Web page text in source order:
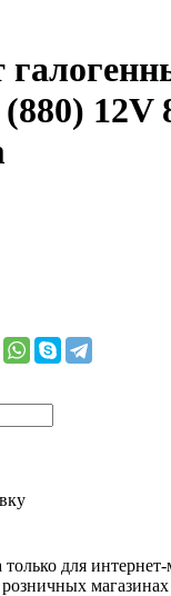
12V
для
магазинах